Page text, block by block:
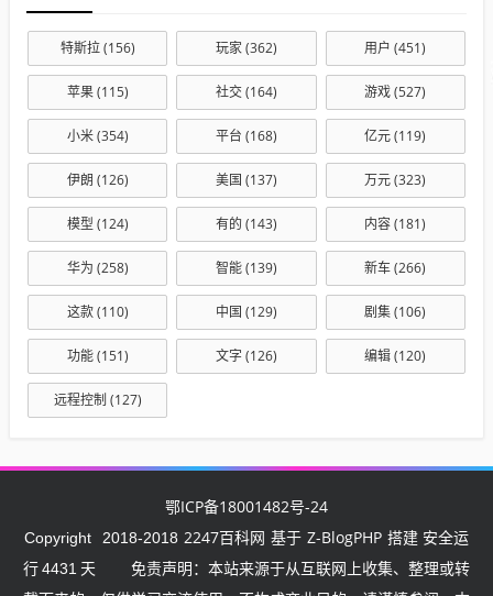
特斯拉(156) 玩家(362) 用户 (451)
苹果(115) 社交(164) 游戏(527)
小米(354) 平台 (168) 亿元(119)
伊朗 (126) 美国 (137) 万元(323)
模型 (124) 有的 (143) 内容(181)
华为 (258) 智能(139) 新车(266)
这款(110) 中国 (129) 剧集(106)
功能(151) 文字(126) 编辑(120)
远程控制 (127)
鄂ICP备18001482号-24
Copyright 2018-2018 2247百科网 基于 Z-BlogPHP 搭建 安全运
行4431 天
免责声明：本站来源于从互联网上收集、整理或转